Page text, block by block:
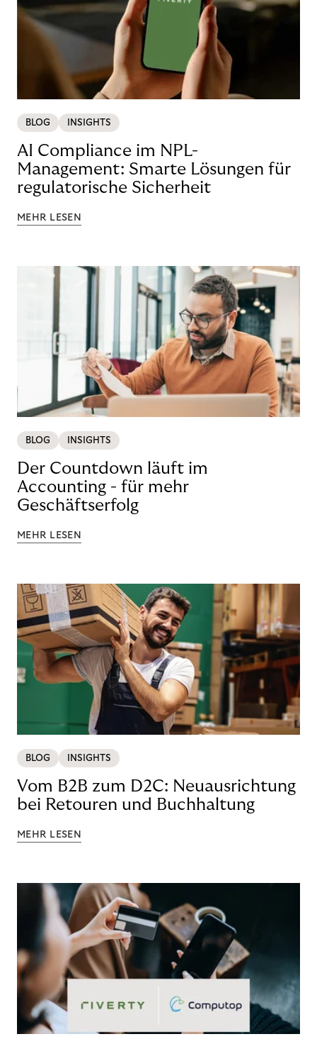
BLOG INSIGHTS
AI Compliance im NPL-
Management: Smarte Lösungen für
regulatorische Sicherheit
MEHR LESEN
BLOG INSIGHTS
Der Countdown läuft im
Accounting - für mehr
Geschäftserfolg
MEHR LESEN
BLOG INSIGHTS
Vom B2B zum D2C: Neuausrichtung
bei Retouren und Buchhaltung
MEHR LESEN